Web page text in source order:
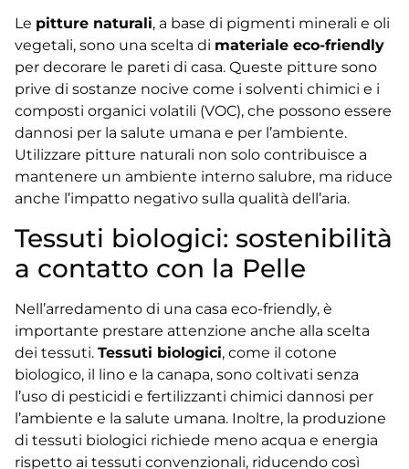
Le pitture naturali, a base di pigmenti minerali e oli
vegetali, sono una scelta di materiale eco-friendly
per decorare le pareti di casa. Queste pitture sono
prive di sostanze nocive come i solventi chimici e i
composti organici volatili (VOC), che possono essere
dannosi per la salute umana e per l’ambiente.
Utilizzare pitture naturali non solo contribuisce a
mantenere un ambiente interno salubre, ma riduce
anche l’impatto negativo sulla qualità dell’aria.
Tessuti biologici: sostenibilità
a contatto con la Pelle
Nell’arredamento di una casa eco-friendly, è
importante prestare attenzione anche alla scelta
dei tessuti. Tessuti biologici, come il cotone
biologico, il lino e la canapa, sono coltivati senza
l’uso di pesticidi e fertilizzanti chimici dannosi per
l’ambiente e la salute umana. Inoltre, la produzione
di tessuti biologici richiede meno acqua e energia
rispetto ai tessuti convenzionali, riducendo così